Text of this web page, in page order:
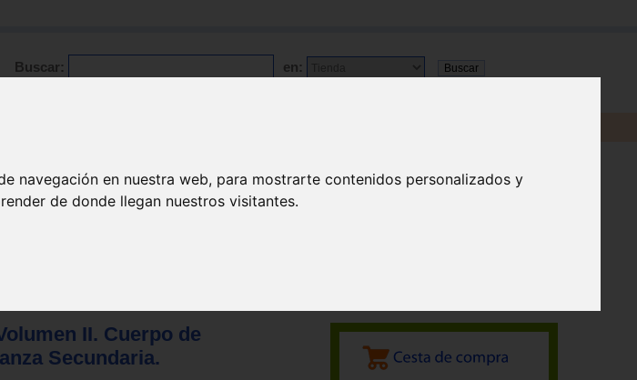
navegación en nuestra web, para mostrarte contenidos personalizados y
de donde llegan nuestros visitantes.
Buscar: en:
II. Cuerpo de
Secundaria.